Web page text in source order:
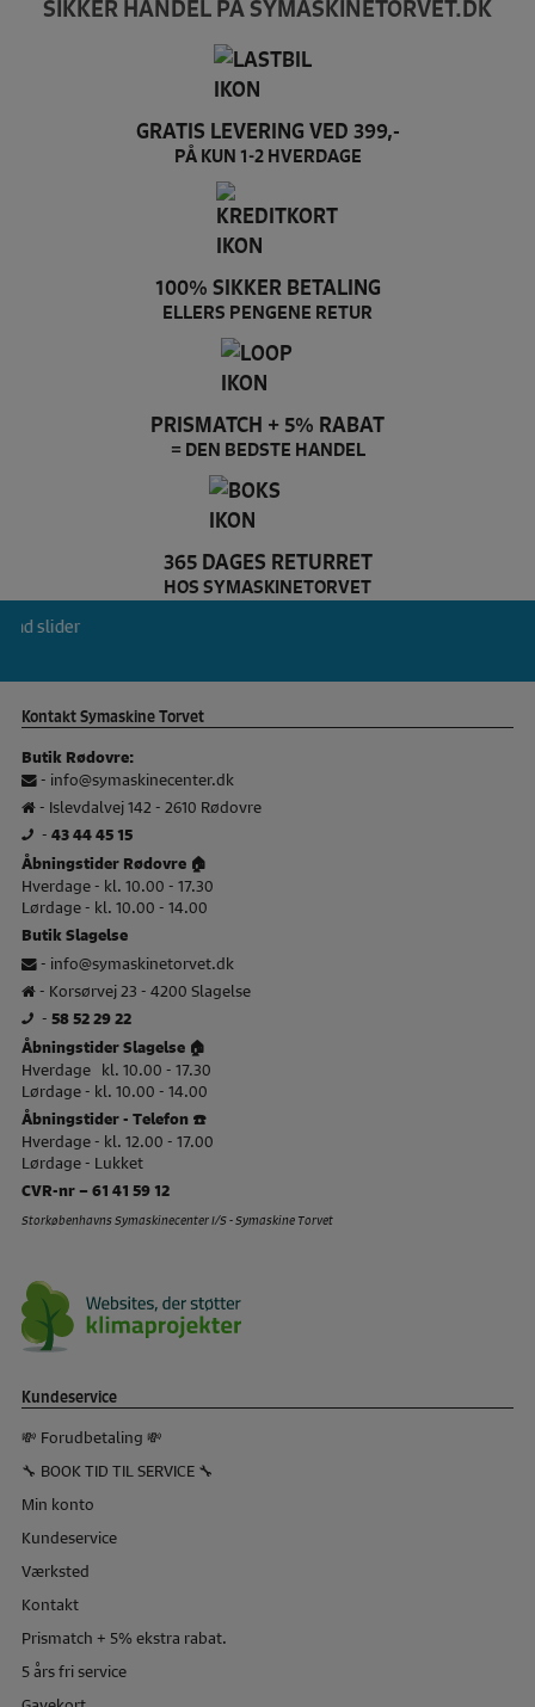
SIKKER HANDEL PÅ SYMASKINETORVET.DK
GRATIS LEVERING VED 399,-
PÅ KUN 1-2 HVERDAGE
100% SIKKER BETALING
ELLERS PENGENE RETUR
PRISMATCH + 5% RABAT
= DEN BEDSTE HANDEL
365 DAGES RETURRET
HOS SYMASKINETORVET
Kontakt Symaskine Torvet
Butik Rødovre:
- info@symaskinecenter.dk
- Islevdalvej 142 - 2610 Rødovre
- 43 44 45 15
Åbningstider Rødovre 🏠
Hverdage - kl. 10.00 - 17.30
Lørdage - kl. 10.00 - 14.00
Butik Slagelse
- info@symaskinetorvet.dk
- Korsørvej 23 - 4200 Slagelse
- 58 52 29 22
Åbningstider Slagelse 🏠
Hverdage kl. 10.00 - 17.30
Lørdage - kl. 10.00 - 14.00
Åbningstider - Telefon ☎️
Hverdage - kl. 12.00 - 17.00
Lørdage - Lukket
CVR-nr – 61 41 59 12
Storkøbenhavns Symaskinecenter I/S - Symaskine Torvet
Kundeservice
💸 Forudbetaling 💸
🔧 BOOK TID TIL SERVICE 🔧
Min konto
Kundeservice
Værksted
Kontakt
Prismatch + 5% ekstra rabat.
5 års fri service